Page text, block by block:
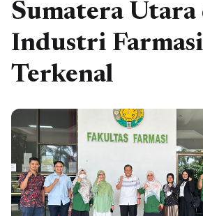
Sumatera Utara
Industri Farmasi
Terkenal